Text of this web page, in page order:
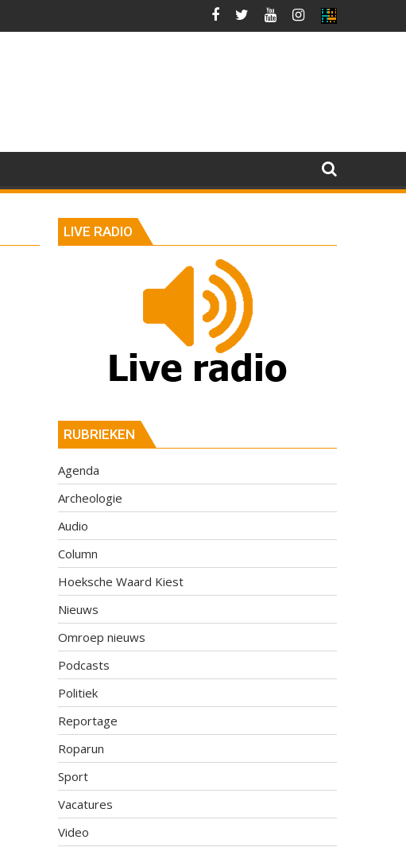
LIVE RADIO
RUBRIEKEN
Agenda
Archeologie
Audio
Column
Hoeksche Waard Kiest
Nieuws
Omroep nieuws
Podcasts
Politiek
Reportage
Roparun
Sport
Vacatures
Video